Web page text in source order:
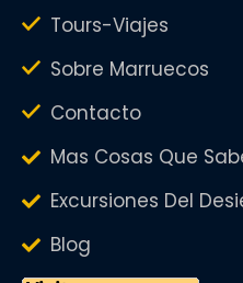
Tours-Viajes
Sobre Marruecos
Contacto
Mas Cosas Que
Excursiones Del
Blog